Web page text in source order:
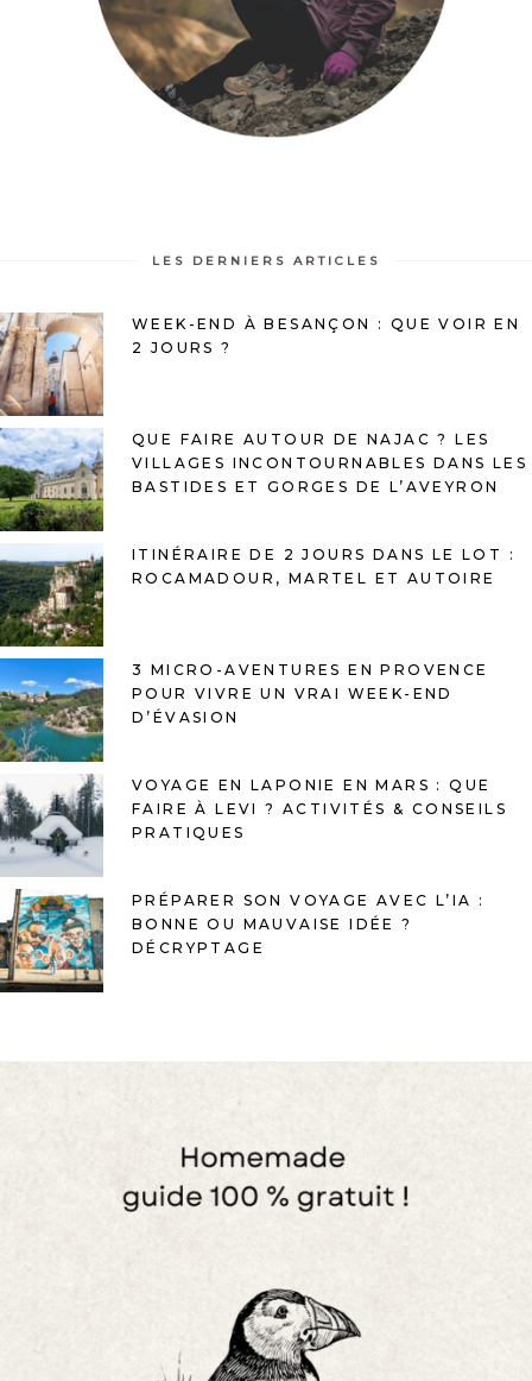
LES DERNIERS ARTICLES
WEEK-END À BESANÇON : QUE VOIR EN
2 JOURS ?
QUE FAIRE AUTOUR DE NAJAC ? LES
VILLAGES INCONTOURNABLES DANS LES
BASTIDES ET GORGES DE L’AVEYRON
ITINÉRAIRE DE 2 JOURS DANS LE LOT :
ROCAMADOUR, MARTEL ET AUTOIRE
3 MICRO-AVENTURES EN PROVENCE
POUR VIVRE UN VRAI WEEK-END
D’ÉVASION
VOYAGE EN LAPONIE EN MARS : QUE
FAIRE À LEVI ? ACTIVITÉS & CONSEILS
PRATIQUES
PRÉPARER SON VOYAGE AVEC L’IA :
BONNE OU MAUVAISE IDÉE ?
DÉCRYPTAGE